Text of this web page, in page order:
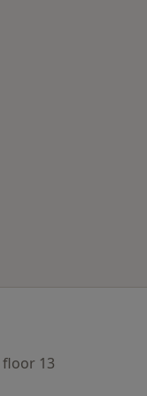
floor 13